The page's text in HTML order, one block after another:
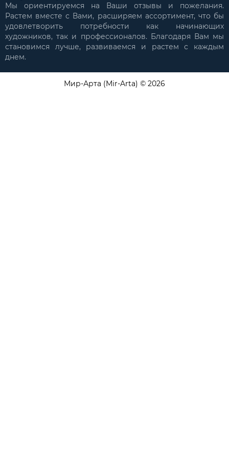
Мы ориентируемся на Ваши отзывы и пожелания.
Растем вместе с Вами, расширяем ассортимент, что бы
удовлетворить потребности как начинающих
художников, так и профессионалов. Благодаря Вам мы
становимся лучше, развиваемся и растем с каждым
днем.
Мир-Арта (Mir-Arta) © 2026